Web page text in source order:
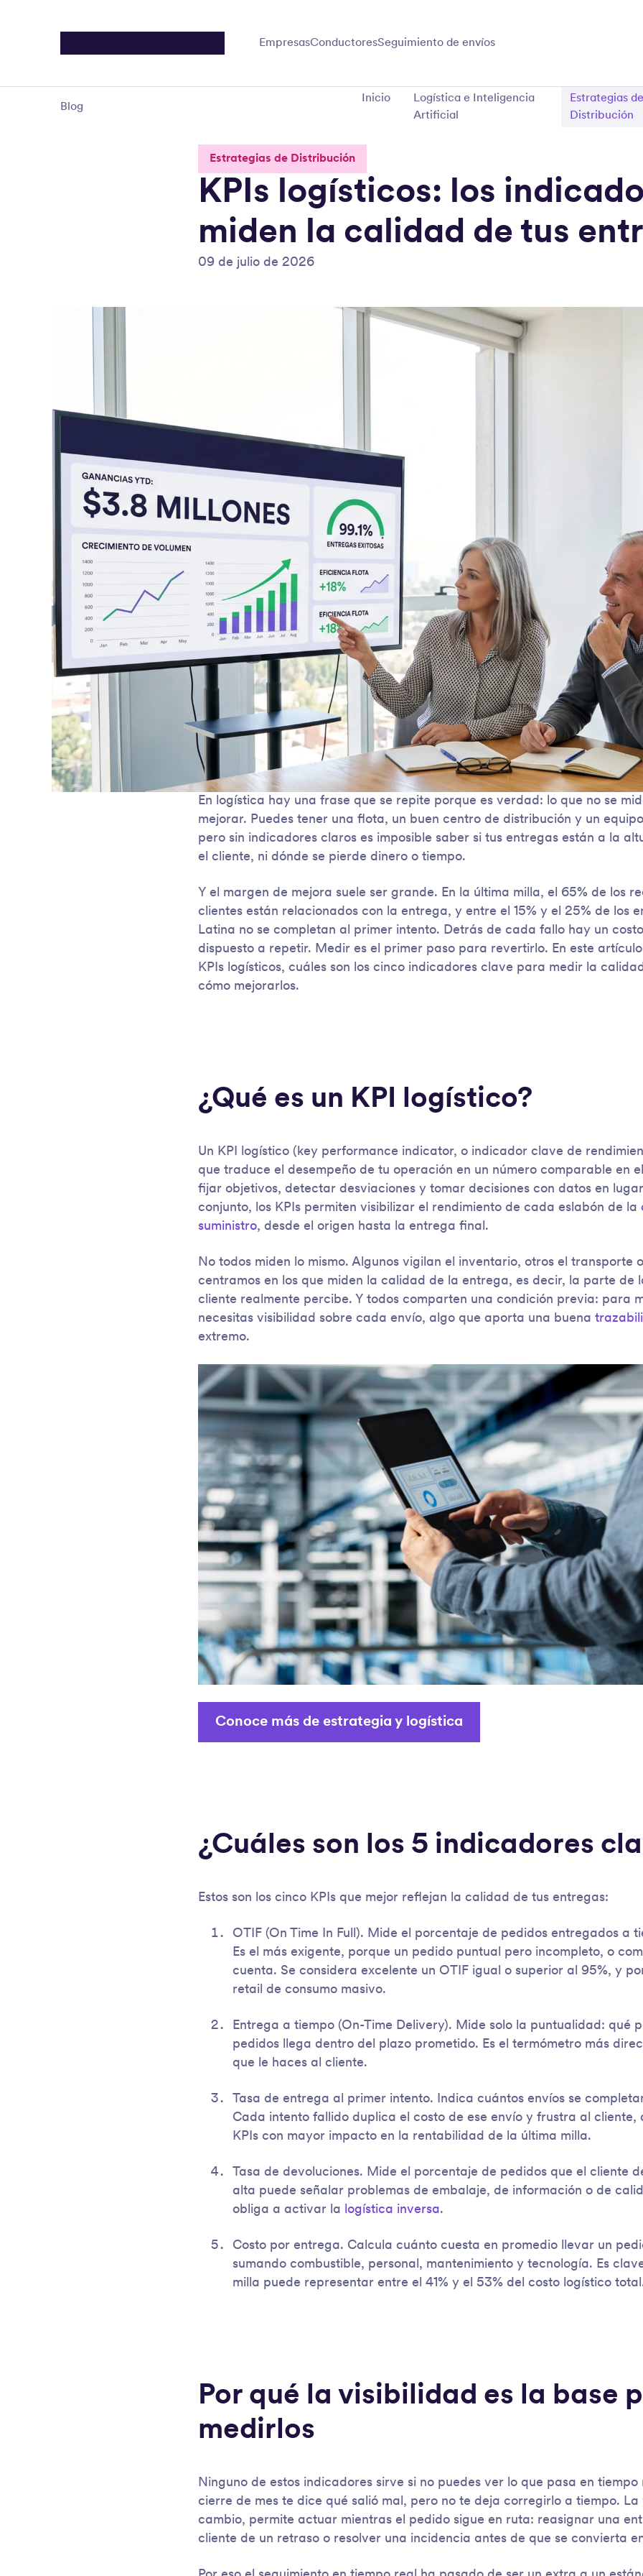
EmpresasConductoresSeguimiento de envíos
Blog
Inicio
Logística e Inteligencia
Artificial
Estrategias de
Distribución
Estrategias de Distribución
KPIs logísticos: los
miden la calidad de tus
09 de julio de 2026
En logística hay una frase que se repite porque es verdad: lo que no se
mejorar. Puedes tener una flota, un buen centro de distribución y un
pero sin indicadores claros es imposible saber si tus entregas están a la
el cliente, ni dónde se pierde dinero o tiempo.
Y el margen de mejora suele ser grande. En la última milla, el 65% de los
clientes están relacionados con la entrega, y entre el 15% y el 25% de los
Latina no se completan al primer intento. Detrás de cada fallo hay un
dispuesto a repetir. Medir es el primer paso para revertirlo. En este
KPIs logísticos, cuáles son los cinco indicadores clave para medir la
cómo mejorarlos.
¿Qué es un KPI logístico?
Un KPI logístico (key performance indicator, o indicador clave de
que traduce el desempeño de tu operación en un número comparable en
fijar objetivos, detectar desviaciones y tomar decisiones con datos en
conjunto, los KPIs permiten visibilizar el rendimiento de cada eslabón de la
suministro, desde el origen hasta la entrega final.
No todos miden lo mismo. Algunos vigilan el inventario, otros el transporte
centramos en los que miden la calidad de la entrega, es decir, la parte de
cliente realmente percibe. Y todos comparten una condición previa: para
necesitas visibilidad sobre cada envío, algo que aporta una buena
extremo.
Conoce más de estrategia y logística
¿Cuáles son los 5 indicadores
Estos son los cinco KPIs que mejor reflejan la calidad de tus entregas:
OTIF (On Time In Full). Mide el porcentaje de pedidos entregados a
Es el más exigente, porque un pedido puntual pero incompleto, o
cuenta. Se considera excelente un OTIF igual o superior al 95%, y
retail de consumo masivo.
Entrega a tiempo (On-Time Delivery). Mide solo la puntualidad: qué
pedidos llega dentro del plazo prometido. Es el termómetro más
que le haces al cliente.
Tasa de entrega al primer intento. Indica cuántos envíos se
Cada intento fallido duplica el costo de ese envío y frustra al cliente,
KPIs con mayor impacto en la rentabilidad de la última milla.
Tasa de devoluciones. Mide el porcentaje de pedidos que el cliente
alta puede señalar problemas de embalaje, de información o de
obliga a activar la logística inversa.
Costo por entrega. Calcula cuánto cuesta en promedio llevar un
sumando combustible, personal, mantenimiento y tecnología. Es
milla puede representar entre el 41% y el 53% del costo logístico
Por qué la visibilidad es la base
medirlos
Ninguno de estos indicadores sirve si no puedes ver lo que pasa en
cierre de mes te dice qué salió mal, pero no te deja corregirlo a tiempo. La
cambio, permite actuar mientras el pedido sigue en ruta: reasignar una
cliente de un retraso o resolver una incidencia antes de que se convierta